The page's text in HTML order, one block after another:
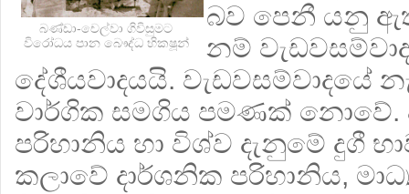
බණ්ඩා-චෙල්වා ගිවිසුමට
විරෝධය පාන බෞද්ධ භික‍ෂූන්
බව පෙනී යනු
නම්
දේශීයවාදයයි. වැඩවසම්වාදයේ
වාර්ගික සමගිය පමණක් නොවේ.
පරිහානිය හා විශ්ව දැනුමේ දුගී
කලාවේ දාර්ශනික පරිහානිය,